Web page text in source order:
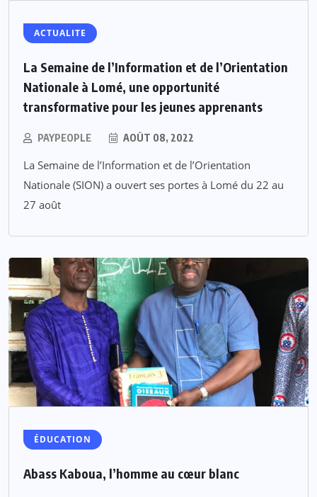
ACTUALITE
La Semaine de l’Information et de l’Orientation
Nationale à Lomé, une opportunité
transformative pour les jeunes apprenants
PAYPEOPLE AOÛT 08, 2022
La Semaine de l’Information et de l’Orientation
Nationale (SION) a ouvert ses portes à Lomé du 22 au
27 août
ÉDUCATION
Abass Kaboua, l’homme au cœur blanc